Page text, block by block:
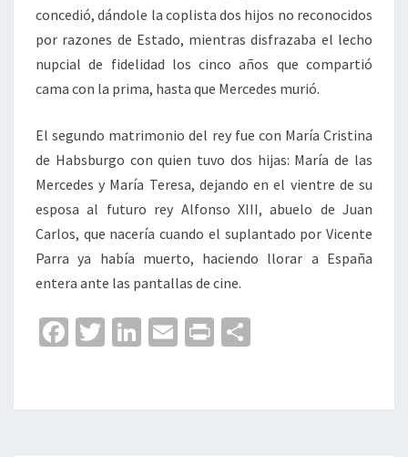
concedió, dándole la coplista dos hijos no reconocidos
por razones de Estado, mientras disfrazaba el lecho
nupcial de fidelidad los cinco años que compartió
cama con la prima, hasta que Mercedes murió.
El segundo matrimonio del rey fue con María Cristina
de Habsburgo con quien tuvo dos hijas: María de las
Mercedes y María Teresa, dejando en el vientre de su
esposa al futuro rey Alfonso XIII, abuelo de Juan
Carlos, que nacería cuando el suplantado por Vicente
Parra ya había muerto, haciendo llorar a España
entera ante las pantallas de cine.
Fa
o
o
T
er
Li
dI
n
E
l
Pr
p
ar